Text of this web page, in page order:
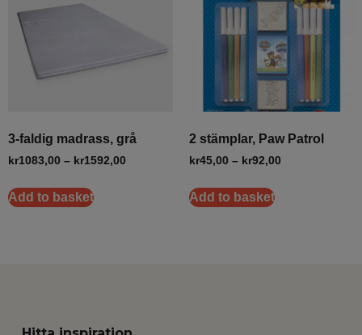
3-faldig madrass, grå
kr1083,00 – kr1592,00
Add to basket
2 stämplar, Paw Patrol
kr45,00 – kr92,00
Add to basket